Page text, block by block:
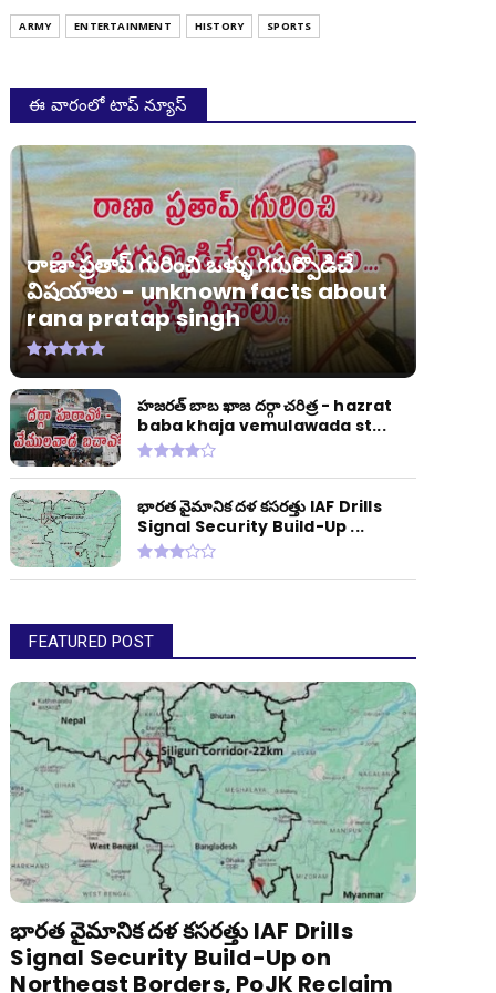
ARMY ENTERTAINMENT HISTORY SPORTS
ఈ వారంలో టాప్ న్యూస్
రాణా ప్రతాప్ గురించి ఒళ్ళు గగుర్పొడిచే
విషయాలు - unknown facts about
rana pratap singh
హజరత్ బాబ ఖాజ దర్గా చరిత్ర - hazrat
baba khaja vemulawada st...
భారత వైమానిక దళ కసరత్తు IAF Drills
Signal Security Build-Up ...
FEATURED POST
భారత వైమానిక దళ కసరత్తు IAF Drills
Signal Security Build-Up on
Northeast Borders, PoJK Reclaim